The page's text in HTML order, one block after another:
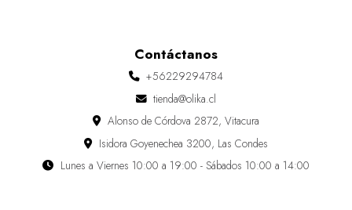
Contáctanos
+56229294784
tienda@olika.cl
Alonso de Córdova 2872, Vitacura
Isidora Goyenechea 3200, Las Condes
Lunes a Viernes 10:00 a 19:00 - Sábados 10:00 a 14:00